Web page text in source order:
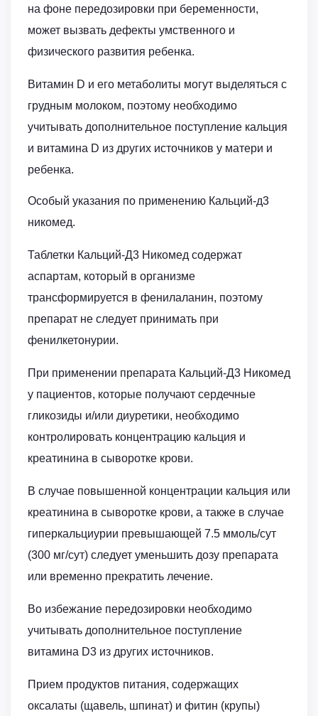
на фоне передозировки при беременности,
может вызвать дефекты умственного и
физического развития ребенка.
Витамин D и его метаболиты могут выделяться с
грудным молоком, поэтому необходимо
учитывать дополнительное поступление кальция
и витамина D из других источников у матери и
ребенка.
Особый указания по применению Кальций-д3
никомед.
Таблетки Кальций-Д3 Никомед содержат
аспартам, который в организме
трансформируется в фенилаланин, поэтому
препарат не следует принимать при
фенилкетонурии.
При применении препарата Кальций-Д3 Никомед
у пациентов, которые получают сердечные
гликозиды и/или диуретики, необходимо
контролировать концентрацию кальция и
креатинина в сыворотке крови.
В случае повышенной концентрации кальция или
креатинина в сыворотке крови, а также в случае
гиперкальциурии превышающей 7.5 ммоль/сут
(300 мг/сут) следует уменьшить дозу препарата
или временно прекратить лечение.
Во избежание передозировки необходимо
учитывать дополнительное поступление
витамина D3 из других источников.
Прием продуктов питания, содержащих
оксалаты (щавель, шпинат) и фитин (крупы)